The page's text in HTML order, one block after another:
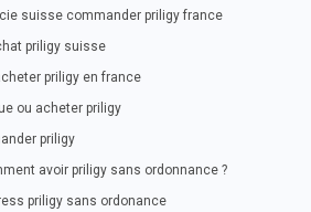
suisse commander priligy france
priligy suisse
priligy en france
ou acheter priligy
priligy
avoir priligy sans ordonnance ?
priligy sans ordonance